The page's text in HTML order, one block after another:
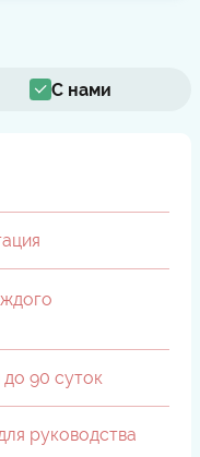
С нами
90 суток
руководства